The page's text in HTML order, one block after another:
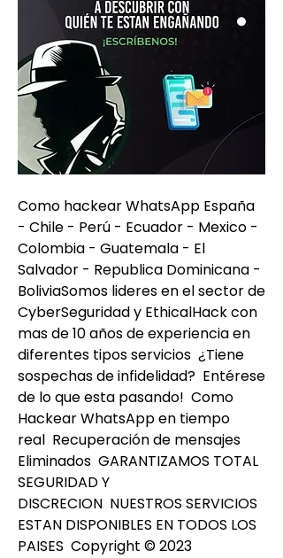
Como hackear WhatsApp España
- Chile - Perú - Ecuador - Mexico -
Colombia - Guatemala - El
Salvador - Republica Dominicana -
BoliviaSomos lideres en el sector de
CyberSeguridad y EthicalHack con
mas de 10 años de experiencia en
diferentes tipos servicios  ¿Tiene
sospechas de infidelidad?  Entérese
de lo que esta pasando!  Como
Hackear WhatsApp en tiempo
real  Recuperación de mensajes
Eliminados  GARANTIZAMOS TOTAL
SEGURIDAD Y
DISCRECION  NUESTROS SERVICIOS
ESTAN DISPONIBLES EN TODOS LOS
PAISES  Copyright © 2023